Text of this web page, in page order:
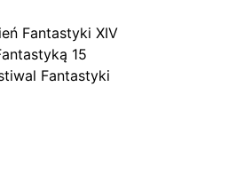
Fantastyki XIV
15
Fantastyki